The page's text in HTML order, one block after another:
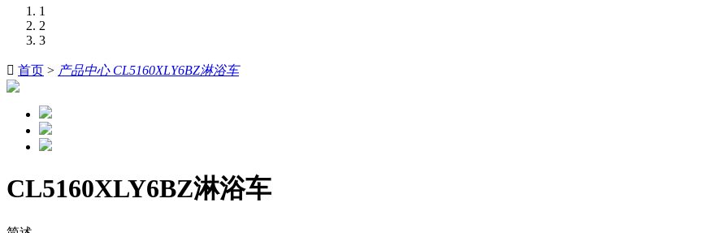
1
2
3
 首页 > 产品中心 CL5160XLY6BZ淋浴车
CL5160XLY6BZ淋浴车